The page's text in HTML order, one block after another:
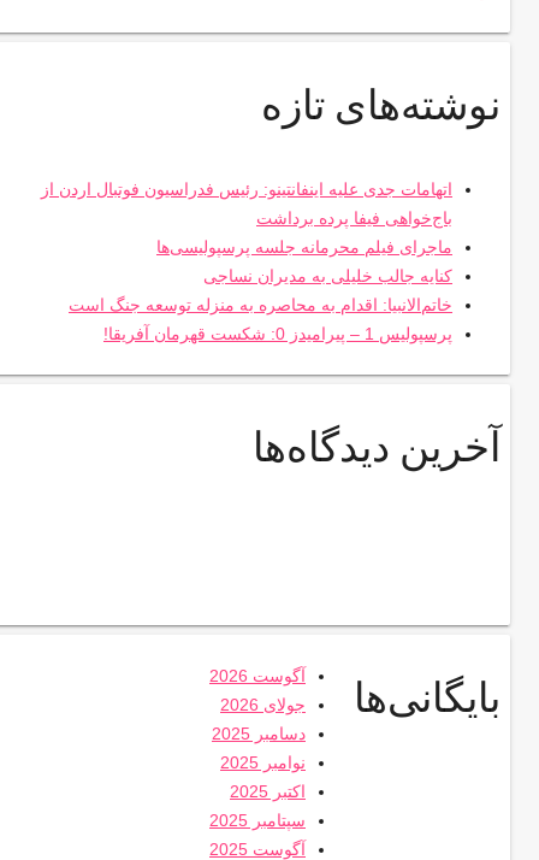
نوشته‌های تازه
اتهامات جدی علیه اینفانتینو: رئیس فدراسیون فوتبال اردن از
باج‌خواهی فیفا پرده برداشت
ماجرای فیلم محرمانه جلسه پرسپولیسی‌ها
کنایه جالب خلیلی به مدیران نساجی
خاتم‌الانبیا: اقدام به محاصره به منزله توسعه جنگ است
پرسپولیس 1 – پیرامیدز 0: شکست قهرمان آفریقا!
آخرین دیدگاه‌ها
بایگانی‌ها
آگوست 2026
جولای 2026
دسامبر 2025
نوامبر 2025
اکتبر 2025
سپتامبر 2025
آگوست 2025